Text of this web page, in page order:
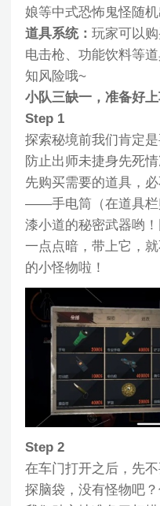
娘等中式恐怖鬼怪随
道具系统：玩家可以
电击枪、功能饮料等
知风险哦~
小队三缺一，准备好上
Step 1
探索秘境前我们肯定
防止出师未捷身先死
先购买需要的道具，
——手电筒（在道具栏
漆小道的秘密武器哟
一点点暗，带上它，
的小怪物啦！
Step 2
在车门打开之后，先
探脑袋，没有怪物吧